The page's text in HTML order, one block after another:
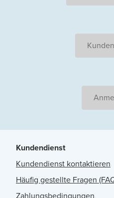
Kundendienst
Kundendienst kontaktieren
Häufig gestellte Fragen
Zahlungsbedingungen